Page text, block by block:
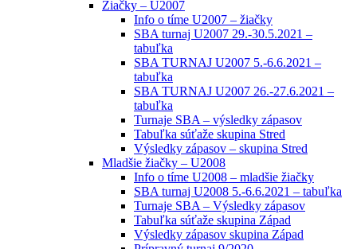
Žiačky – U2007
Info o tíme U2007 – žiačky
SBA turnaj U2007 29.-30.5.2021 –
tabuľka
SBA TURNAJ U2007 5.-6.6.2021 –
tabuľka
SBA TURNAJ U2007 26.-27.6.2021 –
tabuľka
Turnaje SBA – výsledky zápasov
Tabuľka súťaže skupina Stred
Výsledky zápasov – skupina Stred
Mladšie žiačky – U2008
Info o tíme U2008 – mladšie žiačky
SBA turnaj U2008 5.-6.6.2021 – tabuľka
Turnaje SBA – Výsledky zápasov
Tabuľka súťaže skupina Západ
Výsledky zápasov skupina Západ